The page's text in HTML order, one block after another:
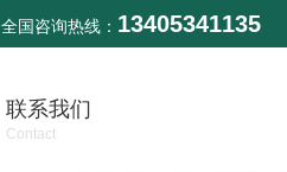
全国咨询热线： 13405341135
联系我们
Contact